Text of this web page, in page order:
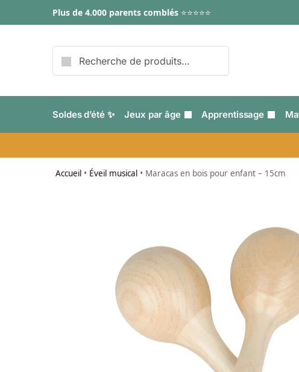
Plus de 4.000 parents comblés ⭐⭐⭐⭐⭐
Soldes d’été ✨ Jeux par âge Apprentissage
Accueil • Éveil musical • Maracas en bois pour enfant – 15cm